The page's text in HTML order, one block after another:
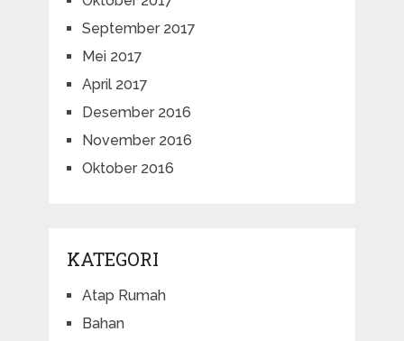
September 2017
Mei 2017
April 2017
Desember 2016
November 2016
Oktober 2016
KATEGORI
Atap Rumah
Bahan